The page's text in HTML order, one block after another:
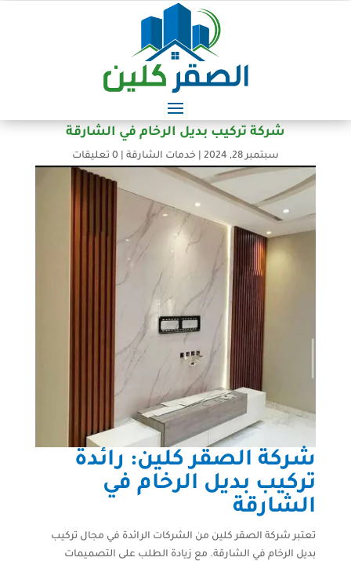
شركة تركيب بديل الرخام في الشارقة
سبتمبر 28, 2024 خدمات الشارقة 0 تعليقات
شركة الصقر كلين: رائدة
تركيب بديل الرخام في
الشارقة
تعتبر شركة الصقر كلين من الشركات الرائدة في مجال تركيب
بديل الرخام في الشارقة. مع زيادة الطلب على التصميمات